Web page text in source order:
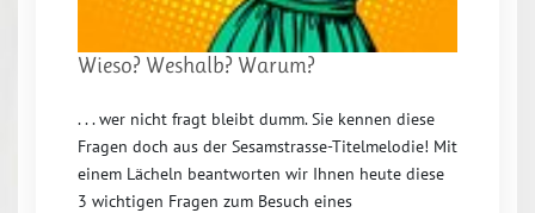
Wieso? Weshalb? Warum?
. . . wer nicht fragt bleibt dumm. Sie kennen diese
Fragen doch aus der Sesamstrasse-Titelmelodie! Mit
einem Lächeln beantworten wir Ihnen heute diese
3 wichtigen Fragen zum Besuch eines